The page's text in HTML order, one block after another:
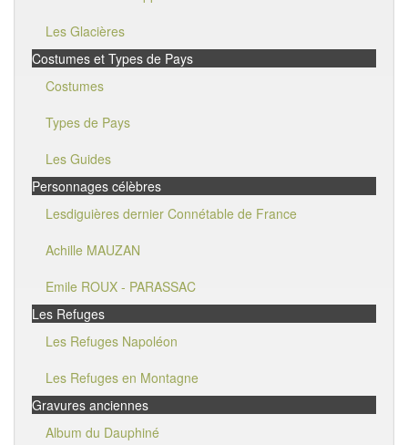
Les Glacières
Costumes et Types de Pays
Costumes
Types de Pays
Les Guides
Personnages célèbres
Lesdiguières dernier Connétable de France
Achille MAUZAN
Emile ROUX - PARASSAC
Les Refuges
Les Refuges Napoléon
Les Refuges en Montagne
Gravures anciennes
Album du Dauphiné